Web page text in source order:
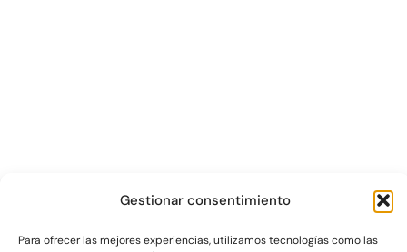
Gestionar consentimiento
Para ofrecer las mejores experiencias, utilizamos tecnologías como las